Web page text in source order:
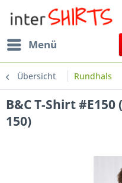
Menü
Übersicht Rundhals
B&C T-Shirt
150)